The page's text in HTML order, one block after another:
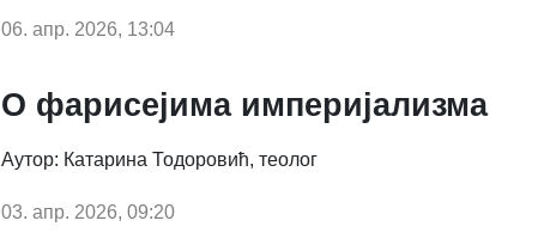
06. апр. 2026, 13:04
О фарисејима империјализма
Аутор: Катарина Тодоровић, теолог
03. апр. 2026, 09:20